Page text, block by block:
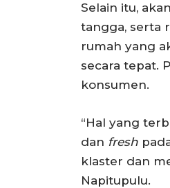
Selain itu,
tangga, serta
rumah yang
secara tepat.
konsumen.
“Hal yang
dan fresh
klaster dan
Napitupulu.